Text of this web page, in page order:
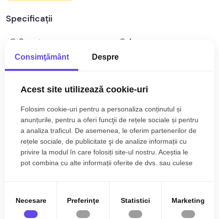
Apartamentul este structurat astfel:
• Baie;
• Living cu balcon;
• Dormitor;
• Baie;
Finisajele interioare sunt moderne
• Usa intrare: metal;
• Usi interioare: celulare;
• Tamplarie ferestre: pvc, termopan;
Utilitati si dotari:
Specificații
Curent
Apa
Canalizare
Fibra optica
Centrala proprie
Calorifere
Exterior
Bloc izolat termic
Vopsea lavabila
Faianta
Parchet
Gresie
Finisat
Mobilata
Utilata
Mai multe specificații
Consimţământ Despre
Acest site utilizează cookie-uri
Folosim cookie-uri pentru a personaliza conținutul și
anunțurile, pentru a oferi funcţii de rețele sociale și pentru
a analiza traficul. De asemenea, le oferim partenerilor de
rețele sociale, de publicitate şi de analize informații cu
privire la modul în care folosiți site-ul nostru. Aceștia le
pot combina cu alte informații oferite de dvs. sau culese
Necesare Preferinţe Statistici Marketing